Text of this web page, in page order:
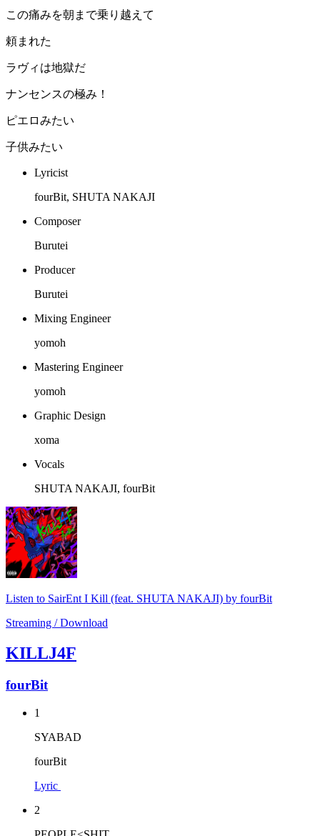
この痛みを朝まで乗り越えて
頼まれた
ラヴィは地獄だ
ナンセンスの極み！
ピエロみたい
子供みたい
Lyricist
fourBit, SHUTA NAKAJI
Composer
Burutei
Producer
Burutei
Mixing Engineer
yomoh
Mastering Engineer
yomoh
Graphic Design
xoma
Vocals
SHUTA NAKAJI, fourBit
Listen to SairEnt I Kill (feat. SHUTA NAKAJI) by fourBit
Streaming / Download
KILLJ4F
fourBit
1
SYABAD
fourBit
Lyric
2